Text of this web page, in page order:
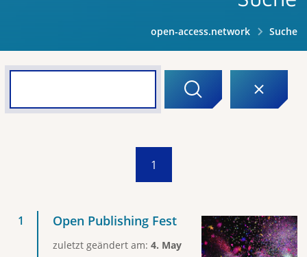
open-access.network Suche
1
Open Publishing Fest
zuletzt geändert am: 4. May